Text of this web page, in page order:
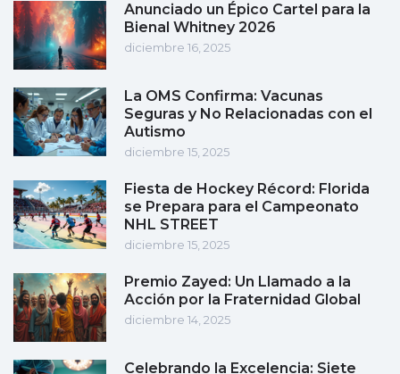
Anunciado un Épico Cartel para la
Bienal Whitney 2026
diciembre 16, 2025
La OMS Confirma: Vacunas
Seguras y No Relacionadas con el
Autismo
diciembre 15, 2025
Fiesta de Hockey Récord: Florida
se Prepara para el Campeonato
NHL STREET
diciembre 15, 2025
Premio Zayed: Un Llamado a la
Acción por la Fraternidad Global
diciembre 14, 2025
Celebrando la Excelencia: Siete